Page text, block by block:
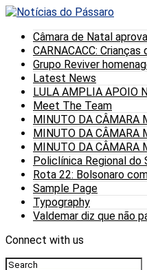
Câmara de Natal
CARNACACC:
Grupo Reviver
Latest News
LULA AMPLIA APOIO
Meet The Team
MINUTO DA CÂMARA
MINUTO DA CÂMARA
MINUTO DA CÂMARA
Policlínica Regional do
Rota 22: Bolsonaro
Sample Page
Typography
Valdemar diz que não
Connect with us